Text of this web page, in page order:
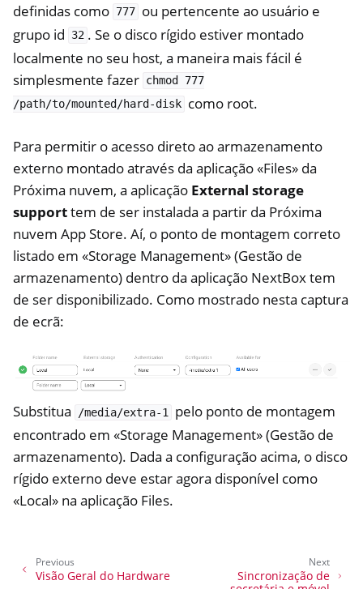
definidas como 777 ou pertencente ao usuário e
grupo id
32 . Se o disco rígido estiver montado
localmente no seu host, a maneira mais fácil é
simplesmente fazer chmod
777
/path/to/mounted/hard-disk como root.
Para permitir o acesso direto ao armazenamento
externo montado através da aplicação «Files» da
Próxima nuvem, a aplicação External storage
supporttem de ser instalada a partir da Próxima
nuvem App Store. Aí, o ponto de montagem correto
listado em «Storage Management» (Gestão de
armazenamento) dentro da aplicação NextBox tem
de ser disponibilizado. Como mostrado nesta captura
de ecrã:
Substitua /media/extra-1
pelo ponto de montagem
encontrado em «Storage Management» (Gestão de
armazenamento). Dada a configuração acima, o disco
rígido externo deve estar agora disponível como
«Local» na aplicação Files.
Next
Sincronização de
Previous
Visão Geral do Hardware